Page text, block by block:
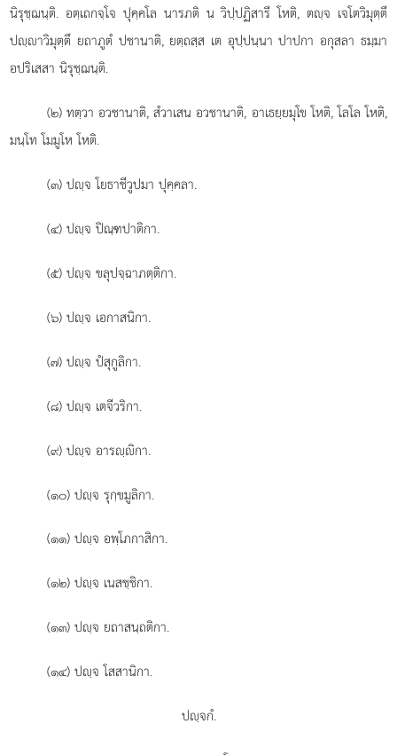
นิรุชฺฌนฺติ. อตฺเถกจฺโจ ปุคฺคโล นารภติ น วิปฺปฏิสารี โหติ, ตฺจ เจโตวิมุตฺตึ
ปฺาวิมุตฺตึ ยถาภูตํ ปชานาติ, ยตฺถสฺส เต อุปฺปนฺนา ปาปกา อกุสลา ธมฺมา
อปริเสสานิรุชฺฌนฺติ.
(๒) ทตฺวาอวชานาติ, สํวาเสน อวชานาติ, อาเธยฺยมุโข โหติ, โลโล โหติ,
มนฺโท โมมูโห โหติ.
(๓) ปฺจ โยธาชีวูปมา ปุคฺคลา.
(๔) ปฺจ ปิณฺฑปาติกา.
(๕) ปฺจ ขลุปจฺฉาภตฺติกา.
(๖) ปฺจ เอกาสนิกา.
(๗) ปฺจ ปํสุกูลิกา.
(๘) ปฺจ เตจีวริกา.
(๙) ปฺจ อารฺิกา.
(๑๐) ปฺจ รุกฺขมูลิกา.
(๑๑) ปฺจ อพฺโภกาสิกา.
(๑๒) ปฺจ เนสชฺชิกา.
(๑๓) ปฺจ ยถาสนฺถติกา.
(๑๔) ปฺจ โสสานิกา.
ปฺจกํ.